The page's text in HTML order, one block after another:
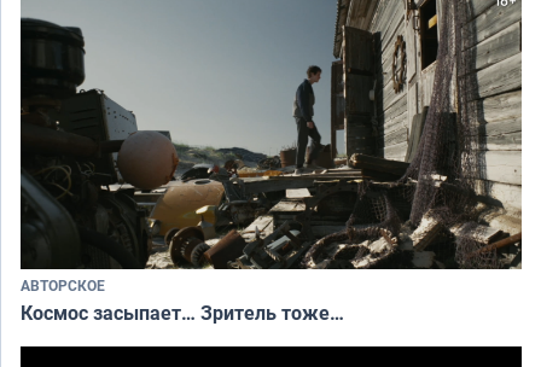
АВТОРСКОЕ
Космос засыпает… Зритель тоже…